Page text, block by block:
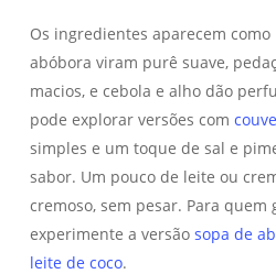
Os ingredientes aparecem
abóbora viram purê suave,
macios, e cebola e alho dão
pode explorar versões com
simples e um toque de sal e
sabor. Um pouco de leite ou
cremoso, sem pesar. Para quem
experimente a versão sopa de
leite de coco.